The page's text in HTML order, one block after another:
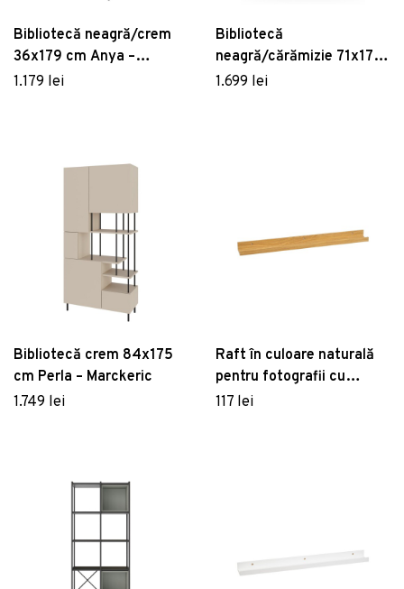
Bibliotecă neagră/crem
36x179 cm Anya –
Marckeric
1.179 lei
Bibliotecă
neagră/cărămizie 71x179
cm Anya – Marckeric
1.699 lei
Bibliotecă crem 84x175
cm Perla – Marckeric
1.749 lei
Raft în culoare naturală
pentru fotografii cu
aspect de lemn de stejar
117 lei